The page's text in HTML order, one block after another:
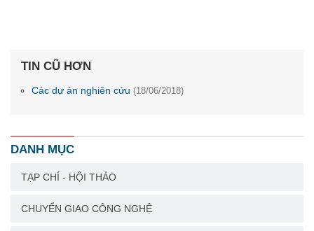
TIN CŨ HƠN
Các dự án nghiên cứu (18/06/2018)
DANH MỤC
TẠP CHÍ - HỘI THẢO
CHUYỂN GIAO CÔNG NGHỆ